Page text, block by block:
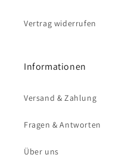
Vertrag widerrufen
Informationen
Versand & Zahlung
Fragen & Antworten
Über uns